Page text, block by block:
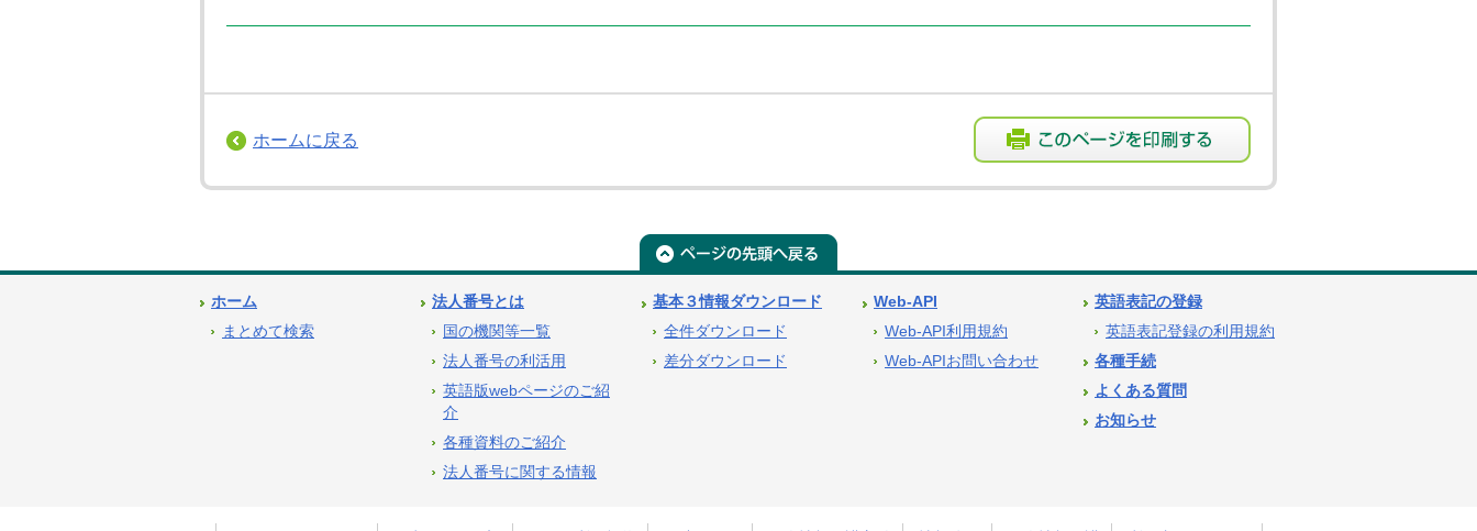
ホームに戻る
ホーム
まとめて検索
法人番号とは
国の機関等一覧
法人番号の利活用
英語版webページのご紹
介
各種資料のご紹介
法人番号に関する情報
基本３情報ダウンロード
全件ダウンロード
差分ダウンロード
Web-API
Web-API利用規約
Web-APIお問い合わせ
英語表記の登録
英語表記登録の利用規約
各種手続
よくある質問
お知らせ